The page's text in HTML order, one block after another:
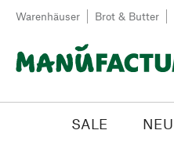
Zum Inhalt springen
Warenhäuser Brot & Butter
SALE NEU